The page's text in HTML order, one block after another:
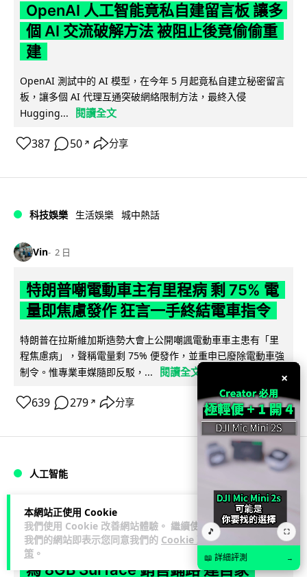
本網站正使用 Cookie
我們使用 Cookie 改善網站體驗。 繼續使用
我們的網站即表示您同意我們的 Cookie 政
策 。
OpenAI 人工智能竟私自建留言板 讓多
個 AI 交流破解方法 被阻止後竟偷偷重
建
OpenAI 測試中的 AI 模型，在今年 5 月起竟私自建立秘密留言
板，讓多個 AI 代理互通突破網絡限制方法，最終入侵
Hugging...
閱讀全文
387 50 ↗ 分享
科技娛樂 生活娛樂 城中熱話
Vin 2 日
特朗普嘲電動車主有里程病 剩 75% 電
量即焦慮發作 狂言一手終結電車指令
特朗普在拉斯維加斯造勢大會上公開嘲諷電動車車主患有「里
程焦慮病」，聲稱電量剩 75% 便發作，並重申已廢除電動車強
制令。惟專業車媒隨即反駁，...
閱讀全文
639 279 ↗ 分享
人工智能
Lawton 2 日
微軟刪走 32GB RAM 遊戲建議 分析:
為 8GB Surface 銷售鋪路 連自家
×
🎵 ⛶
📖 詳細評測 →